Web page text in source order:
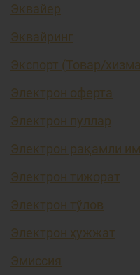
Эквайер
Эквайринг
Экспорт (Товар/
Электрон оферта
Электрон пуллар
Электрон рақамли
Электрон тижорат
Электрон тўлов
Электрон ҳужжат
Эмиссия